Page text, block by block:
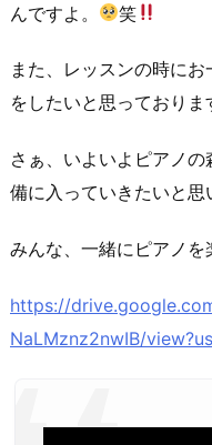
んですよ。
笑
また、レッスンの時に
をしたいと思っておりま
さぁ、いよいよピアノ
備に入っていきたいと思
みんな、一緒にピアノ
https://
NaLMznz2nwIB/